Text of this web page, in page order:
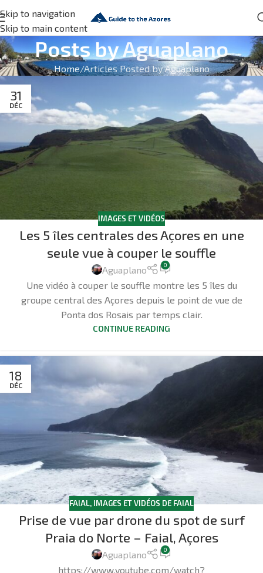
Skip to navigation
Skip to main content
Posts byAguaplano
Home Articles Posted by Aguaplano
31
DÉC
IMAGES ET VIDÉOS
Les 5 îles centrales des Açores en une
seule vue à couper le souffle
Aguaplano 0
Une vidéo à couper le souffle montre les 5 îles du
groupe central des Açores depuis le point de vue de
Ponta dos Rosais par temps clair.
CONTINUE READING
18
DÉC
FAIAL, IMAGES ET VIDÉOS DE FAIAL
Prise de vue par drone du spot de surf
Praia do Norte – Faial, Açores
Aguaplano 0
https://www.youtube.com/watch?